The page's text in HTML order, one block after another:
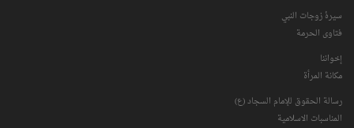
سیرۀ زوجات النبي
فتاوی الحرمة
إخواننا
مكانة‌ المرأة
رسالة الحقوق للإمام السجاد (ع)
المناسبات الاسلامیة